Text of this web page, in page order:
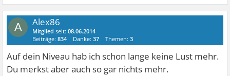
A Alex86
Mitglied seit:08.06.2014
Beiträge:834 Danke:37 Themen:3
Auf dein Niveau hab ich schon lange keine Lust mehr.
Du merkst aber auch so gar nichts mehr.